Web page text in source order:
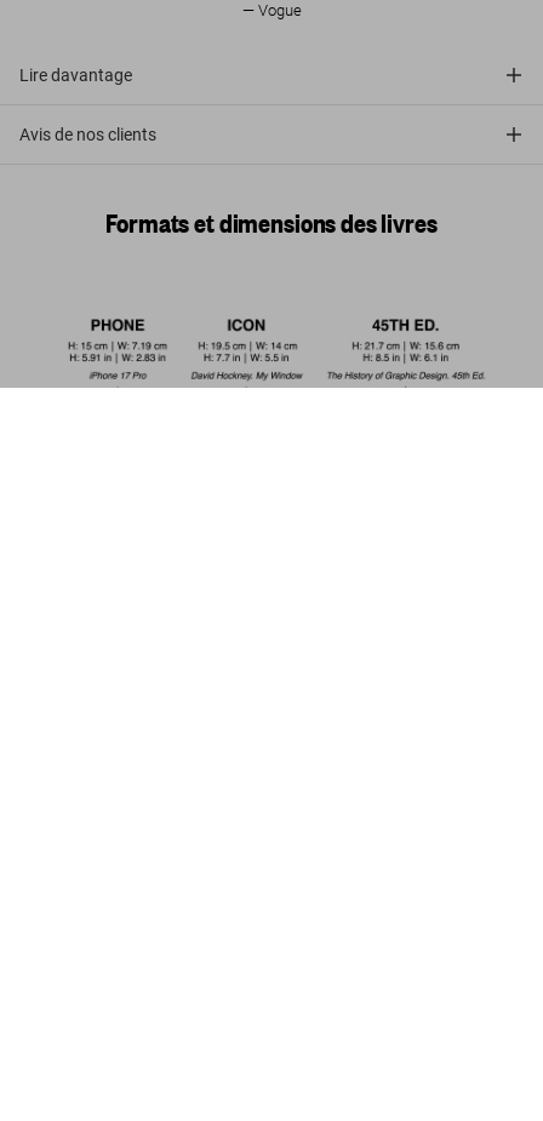
Vogue
Lire davantage
Avis de nos clients
Formats et dimensions des livres